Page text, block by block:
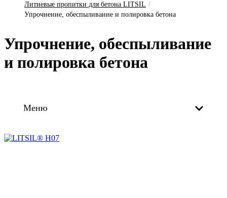
Литиевые пропитки для бетона LITSIL /
Упрочнение, обеспыливание и полировка бетона
Уп­рочне­ние, о­бес­пы­ли­ва­ние
и по­ли­ров­ка бе­то­на
Меню